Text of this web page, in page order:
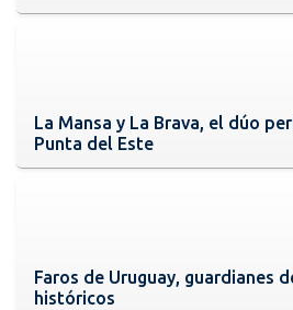
La Mansa y La Brava, el dúo
Punta del Este
Faros de Uruguay, guardianes
históricos